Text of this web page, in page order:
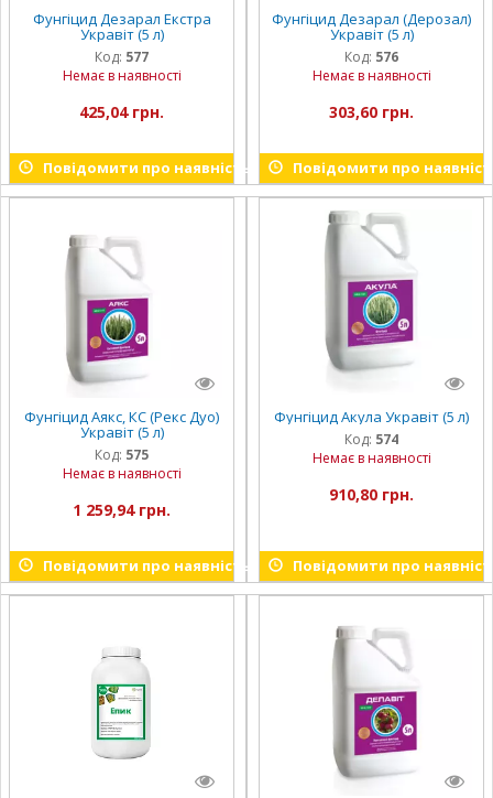
Фунгіцид Дезарал Екстра
Укравіт (5 л)
Код: 577
Немає в наявності
425,04 грн.
Повідомити про наявність
Фунгіцид Дезарал (Дерозал)
Укравіт (5 л)
Код: 576
Немає в наявності
303,60 грн.
Повідомити про
Фунгіцид Аякс, КС (Рекс Дуо)
Укравіт (5 л)
Код: 575
Немає в наявності
1 259,94 грн.
Повідомити про наявність
Фунгіцид Акула Укравіт (5 л)
Код: 574
Немає в наявності
910,80 грн.
Повідомити про